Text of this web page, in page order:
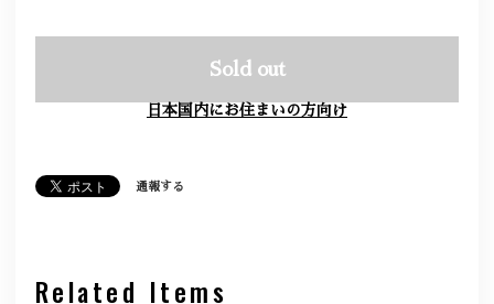
Sold out
日本国内にお住まいの方向け
通報する
Related Items